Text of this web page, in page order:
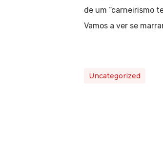
de um “carneirismo
Vamos a ver se
Uncategorized